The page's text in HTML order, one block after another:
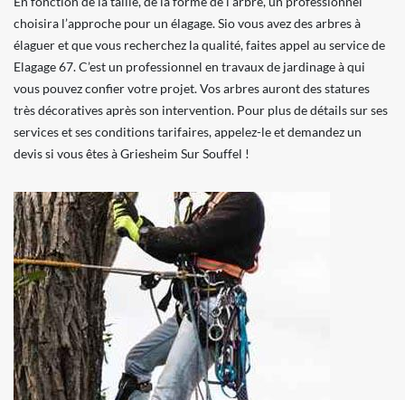
choisira l’approche pour un élagage. Sio vous avez des arbres à
élaguer et que vous recherchez la qualité, faites appel au service de
Elagage 67. C’est un professionnel en travaux de jardinage à qui
vous pouvez confier votre projet. Vos arbres auront des statures
très décoratives après son intervention. Pour plus de détails sur ses
services et ses conditions tarifaires, appelez-le et demandez un
devis si vous êtes à Griesheim Sur Souffel !